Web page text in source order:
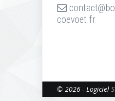
coevoet.fr
© 2026 - Logiciel